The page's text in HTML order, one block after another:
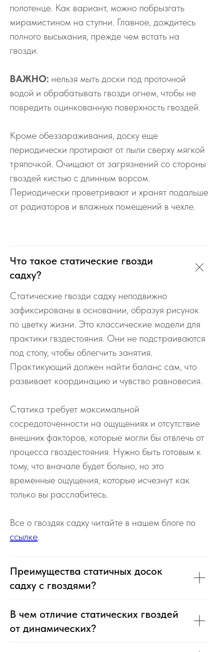
полотенце. Как вариант, можно побрызгать
мирамистином на ступни. Главное, дождитесь
полного высыхания, прежде чем встать на
гвозди.
ВАЖНО: нельзя мыть доски под проточной
водой и обрабатывать гвозди огнем, чтобы не
повредить оцинкованную поверхность гвоздей.
Кроме обеззараживания, доску еще
периодически протирают от пыли сверху мягкой
тряпочкой. Очищают от загрязнений со стороны
гвоздей кистью с длинным ворсом.
Периодически проветривают и хранят подальше
от радиаторов и влажных помещений в чехле.
Что такое статические гвозди
садху?
Статические гвозди садху неподвижно
зафиксированы в основании, образуя рисунок
по цветку жизни. Это классические модели для
практики гвздестояния. Они не подстраиваются
под стопу, чтобы облегчить занятия.
Практикующий должен найти баланс сам, что
развивает координацию и чувство равновесия.
Статика требует максимальной
сосредоточенности на ощущениях и отсутствие
внешних факторов, которые могли бы отвлечь от
процесса гвоздестояния. Нужно быть готовым к
тому, что вначале будет больно, но это
временные ощущения, которые исчезнут как
только вы расслабитесь.
Все о гвоздях садху читайте в нашем блоге по
ссылке
Преимущества статичных досок
садху с гвоздями?
В чем отличие статических гвоздей
от динамических?